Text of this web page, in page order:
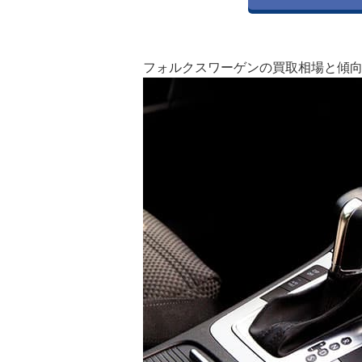
フォルクスワーゲンの買取相場と傾向